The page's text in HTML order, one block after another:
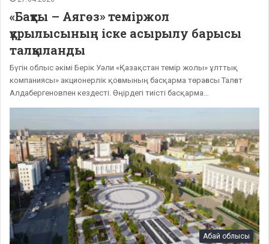
«Бақты – Аягөз» теміржол
құрылысының іске асырылу барысы
талқыланды
Бүгін облыс әкімі Берік Уәли «Қазақстан темір жолы» ұлттық
компаниясы» акционерлік қоғамының басқарма төрағасы Талғат
Алдабергеновпен кездесті. Өңірдегі тиісті басқарма…
Абай облысы